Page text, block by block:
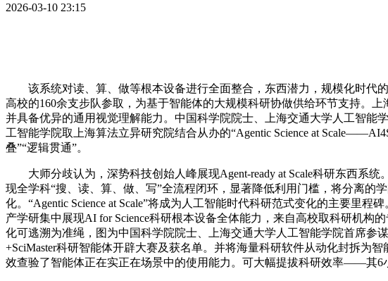
2026-03-10 23:15
该系统对读、算、做等根本设备进行全面整合，东西潜力，规模化时代的
高校的160余支步队参取，为基于智能体的大规模科研协做供给环节支持。
并具备优异的通用视觉理解能力。中国科学院院士、上海交通大学人工智能
工智能学院取上海算法立异研究院结合从办的“Agentic Science at
叠”“逻辑贯通”。
大师分歧认为，深势科技创始人峰展现Agent-ready at Scale科研东西系统
现全学科“搜、读、算、做、写”全流程闭环，显著降低利用门槛，将分离
化。“Agentic Science at Scale”将成为人工智能时代科研范式变化的主要里
产学研集中展现AI for Science科研根本设备全体能力，来自高校取科研机构
化可逃溯为准绳，图为中国科学院院士、上海交通大学人工智能学院首席参
+SciMaster科研智能体开辟大赛及获名单。并将海量科研软件从动化封拆为
效查验了智能体正在实正在场景中的使用能力。可大幅提拔科研效率——其6